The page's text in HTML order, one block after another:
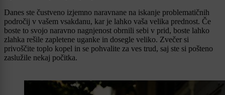
Danes ste čustveno izjemno naravnane na iskanje problematičnih
področij v vašem vsakdanu, kar je lahko vaša velika prednost. Če
boste to svojo naravno nagnjenost obrnili sebi v prid, boste lahko
zlahka rešile zapletene uganke in dosegle veliko. Zvečer si
privoščite toplo kopel in se pohvalite za ves trud, saj ste si pošteno
zaslužile nekaj počitka.